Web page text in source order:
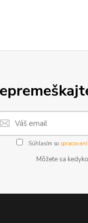
Súhlasím so
Môžete sa